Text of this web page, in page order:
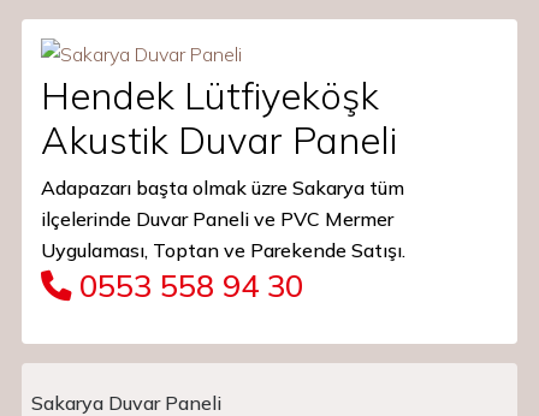
Hendek Lütfiyeköşk
Akustik Duvar Paneli
Adapazarı başta olmak üzre Sakarya tüm
ilçelerinde Duvar Paneli ve PVC Mermer
Uygulaması, Toptan ve Parekende Satışı.
0553 558 94 30
Sakarya Duvar Paneli